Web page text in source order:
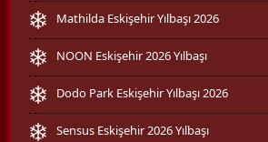
Mathilda Eskişehir Yılbaşı 2026
NOON Eskişehir 2026 Yılbaşı
Dodo Park Eskişehir Yılbaşı 2026
Sensus Eskişehir 2026 Yılbaşı